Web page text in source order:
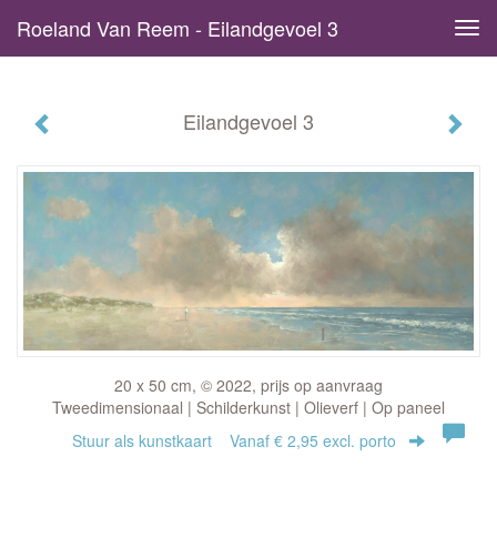
Roeland Van Reem - Eilandgevoel 3
Eilandgevoel 3
20 x 50 cm, © 2022, prijs op aanvraag
Tweedimensionaal | Schilderkunst | Olieverf | Op paneel
Stuur als kunstkaart Vanaf € 2,95 excl. porto